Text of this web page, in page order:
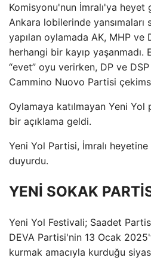
Komisyonu'nun İmralı'ya heyet
Ankara lobilerinde yansımaları
yapılan oylamada AK, MHP ve
herhangi bir kayıp yaşanmadı.
“evet” oyu verirken, DP ve DSP
Cammino Nuovo Partisi
Oylamaya katılmayan Yeni
bir açıklama geldi.
Yeni Yol Partisi, İmralı
duyurdu.
YENİ SOKAK
Yeni Yol Festivali; Saadet
DEVA Partisi'nin 13 Ocak
kurmak amacıyla kurduğu